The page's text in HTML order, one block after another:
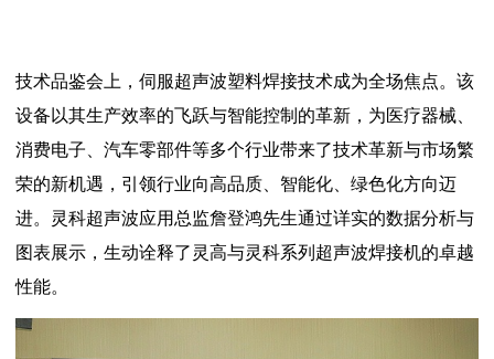
技术品鉴会上，伺服超声波塑料焊接技术成为全场焦点。该
设备以其生产效率的飞跃与智能控制的革新，为医疗器械、
消费电子、汽车零部件等多个行业带来了技术革新与市场繁
荣的新机遇，引领行业向高品质、智能化、绿色化方向迈
进。灵科超声波应用总监詹登鸿先生通过详实的数据分析与
图表展示，生动诠释了灵高与灵科系列超声波焊接机的卓越
性能。